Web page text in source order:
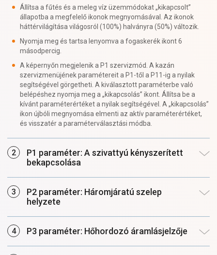
Állítsa a fűtés és a meleg víz üzemmódokat „kikapcsolt”
állapotba a megfelelő ikonok megnyomásával. Az ikonok
háttérvilágítása világosról (100%) halványra (50%) változik.
Nyomja meg és tartsa lenyomva a fogaskerék ikont 6
másodpercig.
A képernyőn megjelenik a P1 szervizmód. A kazán
szervizmenüjének paramétereit a P1-től a P11-ig a nyilak
segítségével görgetheti. A kiválasztott paraméterbe való
belépéshez nyomja meg a „kikapcsolás” ikont. Állítsa be a
kívánt paraméterértéket a nyilak segítségével. A „kikapcsolás”
ikon újbóli megnyomása elmenti az aktív paraméterértéket,
és visszatér a paraméterválasztási módba.
P1 paraméter: A szivattyú kényszerített
bekapcsolása
P2 paraméter: Háromjáratú szelep
helyzete
P3 paraméter: Hőhordozó áramlásjelzője